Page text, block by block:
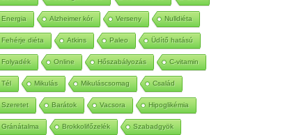
Low carb Jővő generáció Felkészülés Bowl
Energia Alzheimer kór Verseny Nulldiéta
Fehérje diéta Atkins Paleo Üdítő hatású
Folyadék Online Hőszabályozás C-vitamin
Tél Mikulás Mikuláscsomag Család
Szeretet Barátok Vacsora Hipoglikémia